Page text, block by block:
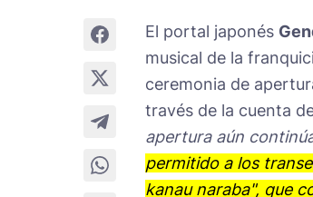
El portal japonés
musical de la
ceremonia de
través de la cuenta
apertura aún
permitido a los
kanau naraba", que